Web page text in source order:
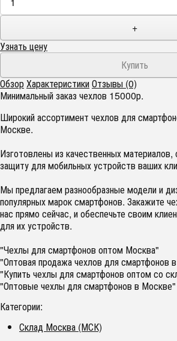
+
Узнать цену
ОбзорХарактеристикиОтзывы (0)
Минимальный заказ чехлов 15000р.
Широкий ассортимент чехлов для
Москве.
Изготовлены из качественных
защиту для мобильных устройств ваших
Мы предлагаем разнообразные модели и
популярных марок смартфонов. Закажите
нас прямо сейчас, и обеспечьте своим
для их устройств.
"Чехлы для смартфонов оптом Москва"
"Оптовая продажа чехлов для смартфонов
"Купить чехлы для смартфонов оптом со
"Оптовые чехлы для смартфонов в Москве"
Категории:
Склад Москва (МСК)